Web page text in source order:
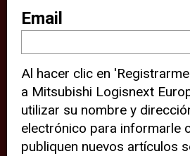
sitio web (por
información de
terceras partes
cookies en su
rastrear su
internet. Al hacer clic
significa que está de
Email
Al hacer clic en
a Mitsubishi Logisnext
utilizar su nombre y
electrónico para informarle
publiquen nuevos artículos